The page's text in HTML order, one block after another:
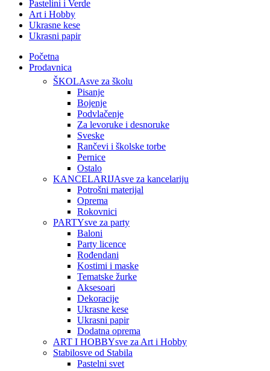
Pastelini i Verde
Art i Hobby
Ukrasne kese
Ukrasni papir
Početna
Prodavnica
ŠKOLAsve za školu
Pisanje
Bojenje
Podvlačenje
Za levoruke i desnoruke
Sveske
Rančevi i školske torbe
Pernice
Ostalo
KANCELARIJAsve za kancelariju
Potrošni materijal
Oprema
Rokovnici
PARTYsve za party
Baloni
Party licence
Rođendani
Kostimi i maske
Tematske žurke
Aksesoari
Dekoracije
Ukrasne kese
Ukrasni papir
Dodatna oprema
ART I HOBBYsve za Art i Hobby
Stabilosve od Stabila
Pastelni svet